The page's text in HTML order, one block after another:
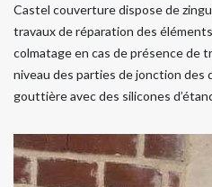
Castel couverture dispose de
travaux de réparation des
colmatage en cas de présence de
niveau des parties de jonction
gouttière avec des silicones